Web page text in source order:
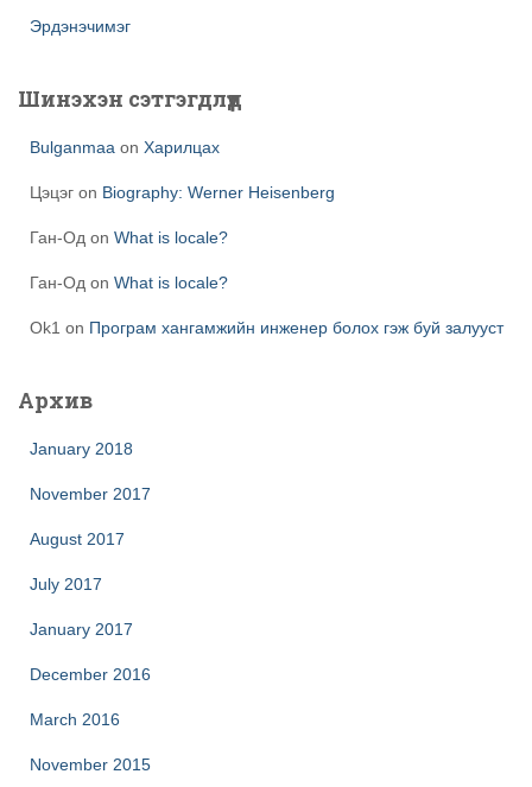
Эрдэнэчимэг
Шинэхэн сэтгэгдлүүд
Bulganmaa on Харилцах
Цэцэг on Biography: Werner Heisenberg
Ган-Од on What is locale?
Ган-Од on What is locale?
Ok1 on Програм хангамжийн инженер болох гэж буй залууст
Архив
January 2018
November 2017
August 2017
July 2017
January 2017
December 2016
March 2016
November 2015